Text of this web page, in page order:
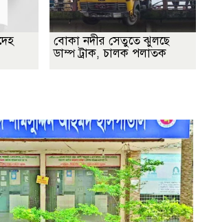
বোকা নদীর সেতুতে ঝুলছে
ডাম্প ট্রাক, চালক পলাতক